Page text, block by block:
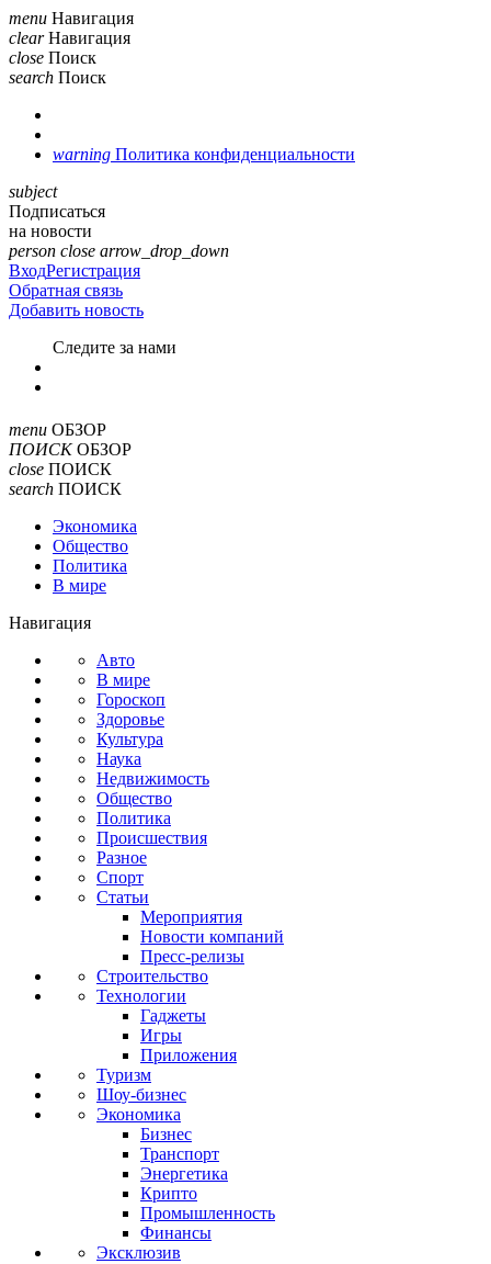
menu Навигация
clear Навигация
close Поиск
search Поиск
warning Политика конфиденциальности
subject
Подписаться
на новости
person close arrow_drop_down
ВходРегистрация
Обратная связь
Добавить новость
Cледите за нами
menu ОБЗОР
ПОИСК ОБЗОР
close ПОИСК
search ПОИСК
Экономика
Общество
Политика
В мире
Навигация
Авто
В мире
Гороскоп
Здоровье
Культура
Наука
Недвижимость
Общество
Политика
Происшествия
Разное
Спорт
Статьи
Мероприятия
Новости компаний
Пресс-релизы
Строительство
Технологии
Гаджеты
Игры
Приложения
Туризм
Шоу-бизнес
Экономика
Бизнес
Транспорт
Энергетика
Крипто
Промышленность
Финансы
Эксклюзив